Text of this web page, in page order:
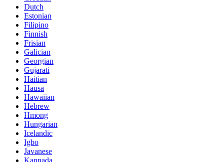
Dutch
Estonian
Filipino
Finnish
Frisian
Galician
Georgian
Gujarati
Haitian
Hausa
Hawaiian
Hebrew
Hmong
Hungarian
Icelandic
Igbo
Javanese